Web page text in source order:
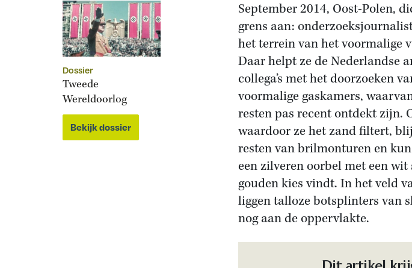
Dossier
Tweede
Wereldoorlog
Bekijk dossier
September 2014, Oost-Polen,
grens aan:
het terrein van het voormalige
Daar helpt ze de Nederlandse
collega’s met het doorzoeken
voormalige gaskamers,
resten pas recent ontdekt zijn.
waardoor ze het zand filtert,
resten van brilmonturen en
een zilveren oorbel met een
gouden kies vindt. In het veld
liggen talloze botsplinters van
nog aan de oppervlakte.